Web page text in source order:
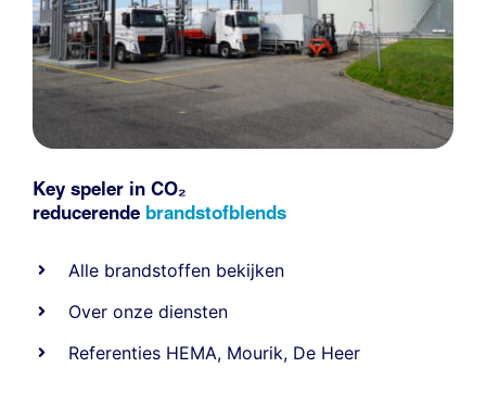
Key speler in CO₂
reducerende brandstofblends
Alle brandstoffen bekijken
Over onze diensten
Referenties HEMA, Mourik, De Heer